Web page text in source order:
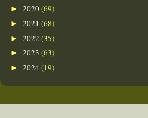
► 2020(69)
► 2021 (68)
► 2022 (35)
► 2023 (63)
► 2024 (19)